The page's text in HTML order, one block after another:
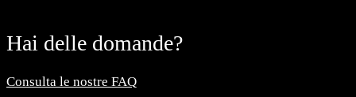
Hai delle domande?
Consulta le nostre FAQ